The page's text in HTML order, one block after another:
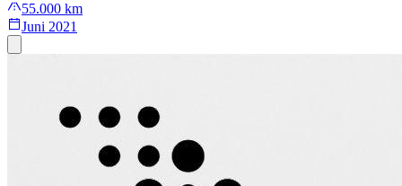
55.000 km
Juni 2021